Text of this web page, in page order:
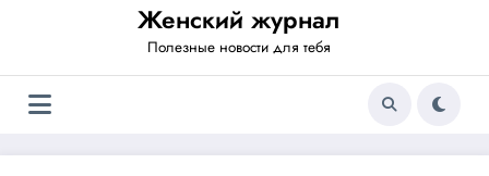
Женский журнал
Полезные новости для тебя